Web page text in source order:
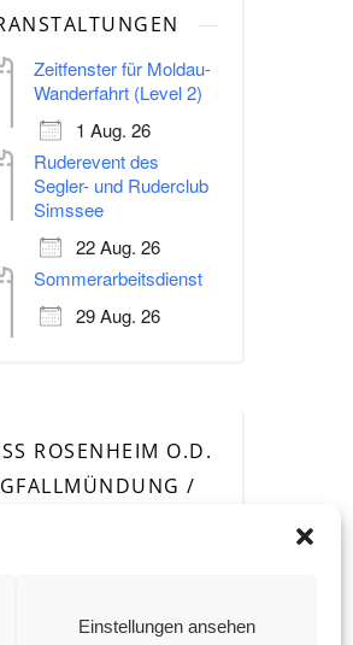
Einstellungen ansehen
Zeitfenster für Moldau-
Wanderfahrt (Level 2)
1 Aug. 26
Ruderevent des
Segler- und Ruderclub
Simssee
22 Aug. 26
Sommerarbeitsdienst
29 Aug. 26
ROSENHEIM O.D.
/